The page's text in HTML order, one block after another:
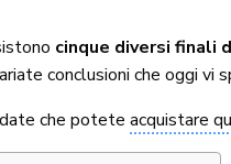
cinque diversi finali
conclusioni che oggi vi
che poteteacquistare